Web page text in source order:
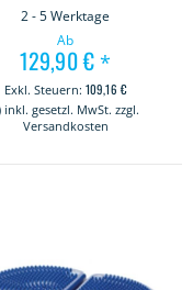
2 - 5 Werktage
Ab
129,90 €*
109,16 €
inkl. gesetzl. MwSt. zzgl.
Versandkosten